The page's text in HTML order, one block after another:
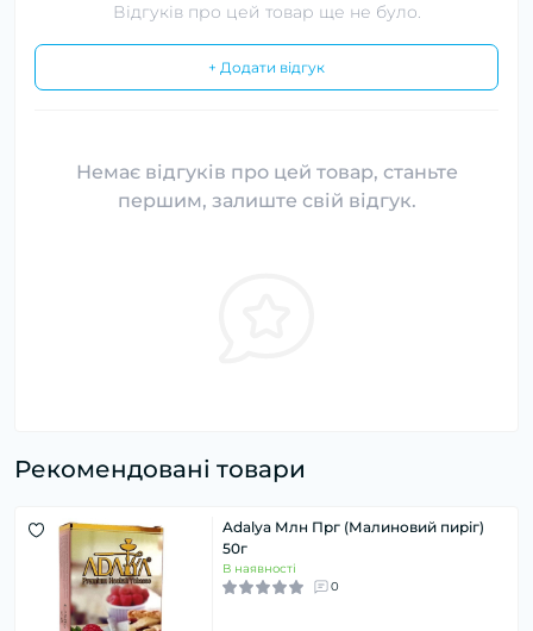
Відгуків про цей товар ще не було.
+ Додати відгук
Немає відгуків про цей товар, станьте
першим, залиште свій відгук.
Рекомендовані товари
Adalya Млн Прг (Малиновий пиріг)
50г
В наявності
0